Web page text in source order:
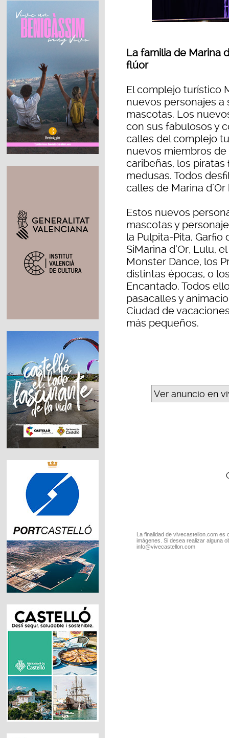
La familia de Marina
flúor
El complejo turístico
nuevos personajes a
mascotas. Los
con sus fabulosos y
calles del complejo
nuevos miembros
caribeñas, los
medusas. Todos
calles de Marina
Estos nuevos
mascotas y
la Pulpita-Pita, Garfio
SiMarina d’Or, Lulu,
Monster Dance, los
distintas épocas, o
Encantado. Todos
pasacalles y
Ciudad de
más pequeños.
Ver anuncio en
La finalidad de vivecastellon.com
imágenes. Si desea realizar alguna
info@vivecastellon.com